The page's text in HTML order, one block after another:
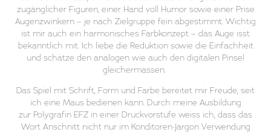
zugänglicher Figuren, einer Hand voll Humor sowie einer Prise
Augenzwinkern – je nach Zielgruppe fein abgestimmt. Wichtig
ist mir auch ein harmonisches Farbkonzept – das Auge isst
bekanntlich mit. Ich liebe die Reduktion sowie die Einfachheit
und schätze den analogen wie auch den digitalen Pinsel
gleichermassen.
Das Spiel mit Schrift, Form und Farbe bereitet mir Freude, seit
ich eine Maus bedienen kann. Durch meine Ausbildung
zur Polygrafin EFZ in einer Druckvorstufe weiss ich, dass das
Wort Anschnitt nicht nur im Konditoren-Jargon Verwendung